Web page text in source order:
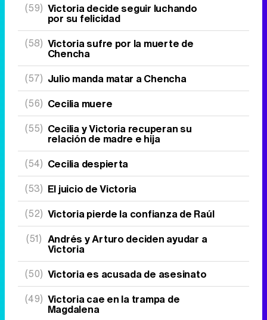
(59) Victoria decide seguir luchando
por su felicidad
(58) Victoria sufre por la muerte de
Chencha
(57) Julio manda matar a Chencha
(56) Cecilia muere
(55) Cecilia y Victoria recuperan su
relación de madre e hija
(54) Cecilia despierta
(53) El juicio de Victoria
(52) Victoria pierde la confianza de Raúl
(51) Andrés y Arturo deciden ayudar a
Victoria
(50) Victoria es acusada de asesinato
(49) Victoria cae en la trampa de
Magdalena